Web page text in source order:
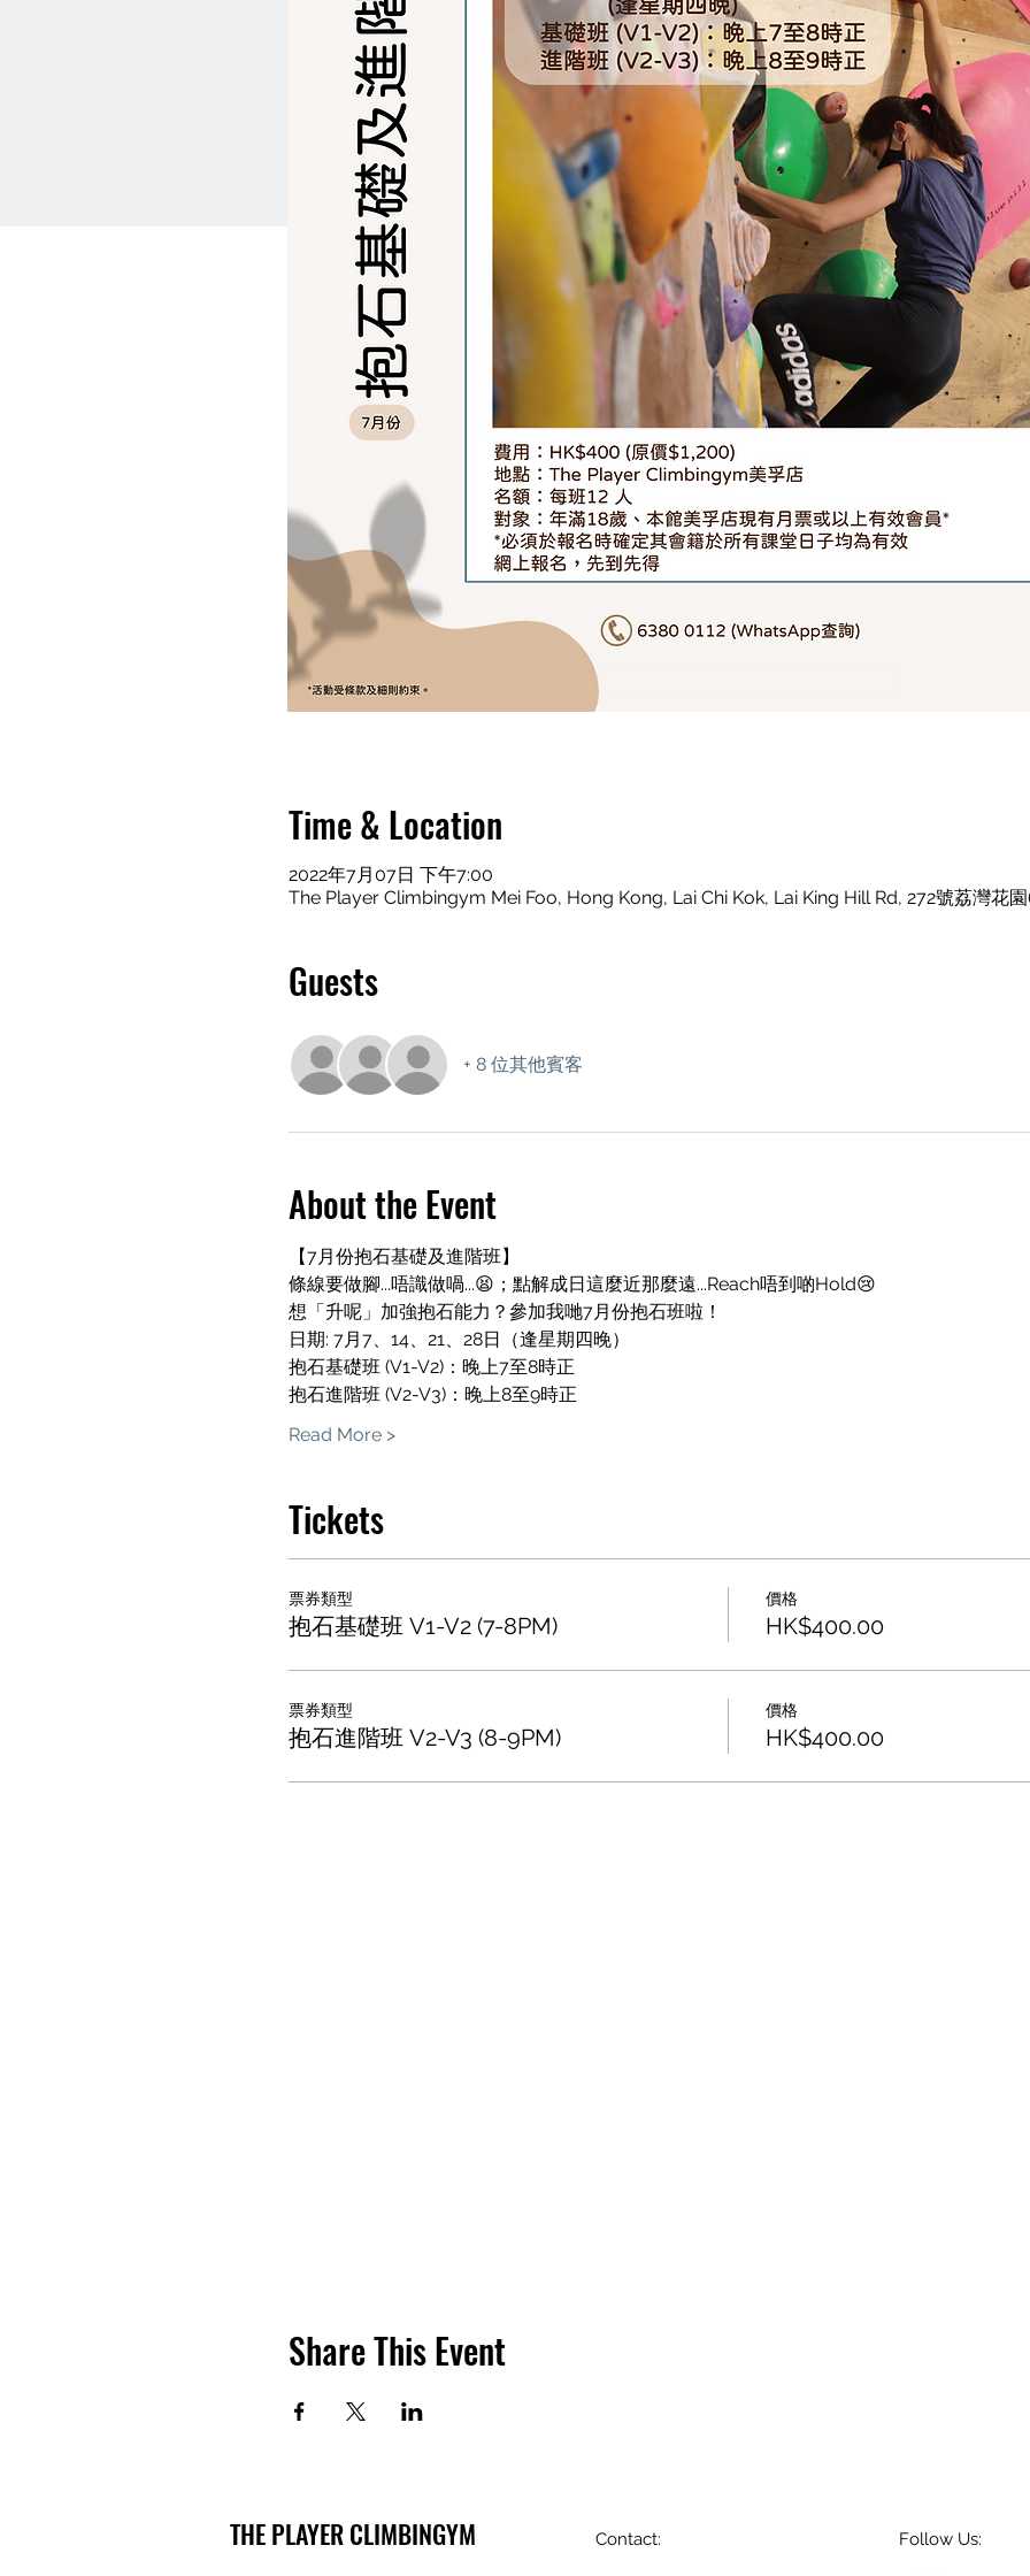
Time & Location
2022年7月07日 下午7:00
The Player Climbingym Mei Foo, Hong Kong, Lai Chi Kok, Lai King Hill Rd, 272號荔灣花
Guests
+ 8 位其他賓客
About the Event
【7月份抱石基礎及進階班】
條線要做腳...唔識做喎...😫；點解成日這麼近那麼遠...Reach唔到啲Hold😢
想「升呢」加強抱石能力？參加我哋7月份抱石班啦！
日期: 7月7、14、21、28日（逢星期四晚）
抱石基礎班 (V1-V2)：晚上7至8時正
抱石進階班 (V2-V3)：晚上8至9時正
Read More >
Tickets
票券類型
抱石基礎班 V1-V2 (7-8PM)
價格
HK$400.00
票券類型
抱石進階班 V2-V3 (8-9PM)
價格
HK$400.00
Share This Event
THE PLAYER CLIMBINGYM
Contact: Follow Us: